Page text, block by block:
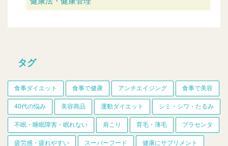
タグ
食事ダイエット 食事で健康 アンチエイジング 食事で美容
40代の悩み 美容商品 運動ダイエット シミ・シワ・たるみ
不眠・睡眠障害・眠れない 肩こり 育毛・薄毛 プラセンタ
疲労感・疲れやすい スーパーフード 健康にサプリメント